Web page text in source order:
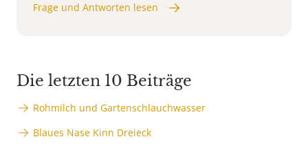
Frage und Antworten lesen
Die letzten 10 Beiträge
Rohmilch und Gartenschlauchwasser
Blaues Nase Kinn Dreieck